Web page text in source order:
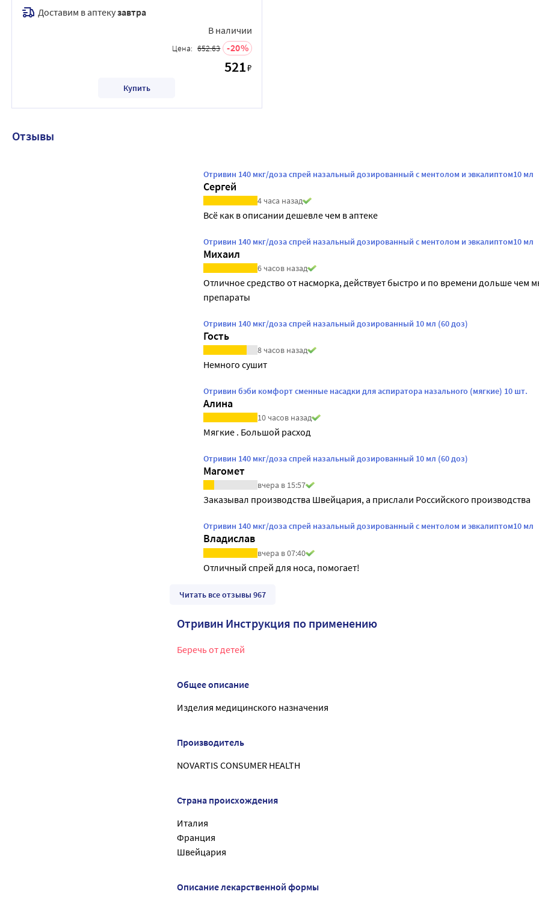
Доставим в аптекузавтра
В наличии
Цена: 652.63 20
521₽
Купить
Отзывы
Отривин 140 мкг/доза спрей назальный дозированный с ментолом и эвкалиптом10 мл
Сергей
4 часа назад
Всё как в описании дешевле чем в аптеке
Отривин 140 мкг/доза спрей назальный дозированный с ментолом и эвкалиптом10 мл
Михаил
6 часов назад
Отличное средство от насморка, действует быстро и по времени дольше чем
препараты
Отривин 140 мкг/доза спрей назальный дозированный 10 мл (60 доз)
Гость
8 часов назад
Немного сушит
Отривин бэби комфорт сменные насадки для аспиратора назального (мягкие) 10 шт.
Алина
10 часов назад
Мягкие . Большой расход
Отривин 140 мкг/доза спрей назальный дозированный 10 мл (60 доз)
Магомет
вчера в 15:57
Заказывал производства Швейцария, а прислали Российского производства
Отривин 140 мкг/доза спрей назальный дозированный с ментолом и эвкалиптом10 мл
Владислав
вчера в 07:40
Отличный спрей для носа, помогает!
Читать все отзывы 967
Отривин Инструкция по применению
Беречь от детей
Общее описание
Изделия медицинского назначения
Производитель
NOVARTIS CONSUMER HEALTH
Страна происхождения
Италия
Франция
Швейцария
Описание лекарственной формы